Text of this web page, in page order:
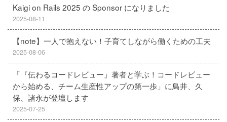
Kaigi on Rails 2025 の Sponsor になりました
2025-08-11
【note】一人で抱えない！子育てしながら働くための工夫
2025-08-06
「『伝わるコードレビュー』著者と学ぶ！コードレビュー
から始める、チーム生産性アップの第一歩」に鳥井、久
保、諸永が登壇します
2025-07-25